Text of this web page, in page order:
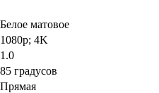
Белое матовое
1080p; 4K
1.0
85 градусов
Прямая